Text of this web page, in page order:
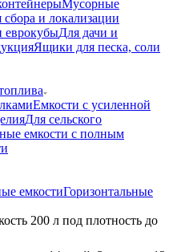
Мусорные
и локализации
еврокубыДля дачи и
Ящики для песка, соли
Емкости с усиленной
Для сельского
емкости с полным
емкостиГоризонтальные
200 л под плотность до